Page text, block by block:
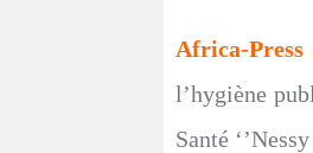
Africa-
l’hygiène
Santé